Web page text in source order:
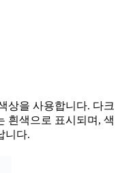
상을 사용합니다. 다크
흰색으로 표시되며, 색
니다.